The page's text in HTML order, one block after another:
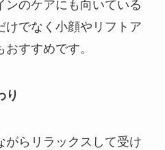
ンのケアにも向いている
けでなく小顔やリフトア
すすめです。
り
がらリラックスして受け